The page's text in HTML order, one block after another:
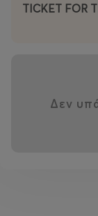
TICKET FOR
Δεν